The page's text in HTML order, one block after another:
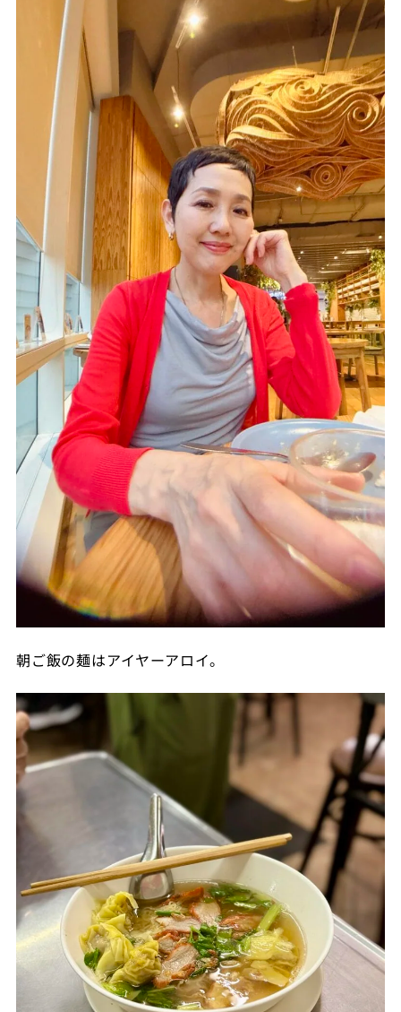
朝ご飯の麺はアイヤーアロイ。